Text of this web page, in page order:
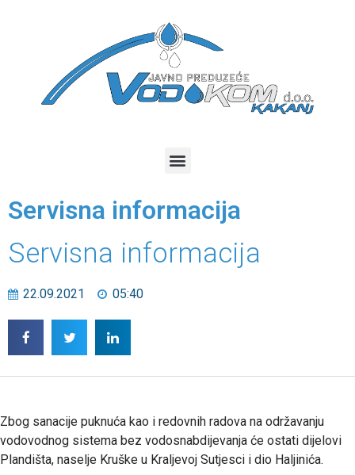
Servisna informacija
Servisna informacija
22.09.2021 05:40
Zbog sanacije puknuća kao i redovnih radova na održavanju
vodovodnog sistema bez vodosnabdijevanja će ostati dijelovi
Plandišta, naselje Kruške u Kraljevoj Sutjesci i dio Haljinića.